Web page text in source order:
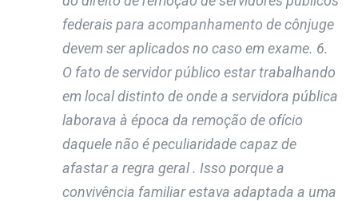
federais para acompanhamento de cônjuge
devem ser aplicados no caso em exame. 6.
O fato de servidor público estar trabalhando
em local distinto de onde a servidora pública
laborava à época da remoção de ofício
daquele não é peculiaridade capaz de
afastar a regra geral . Isso porque a
convivência familiar estava adaptada a uma